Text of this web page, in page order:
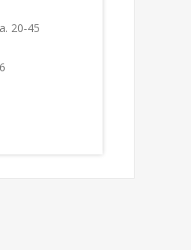
20-45